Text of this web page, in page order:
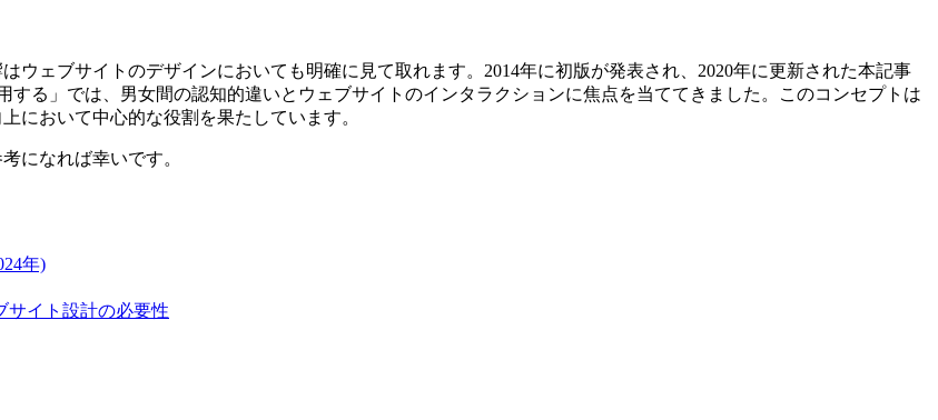
ウェブサイトのデザインにおいても明確に見て取れます。2014年に初版が発表され、2020年に更新された本記事
する」では、男女間の認知的違いとウェブサイトのインタラクションに焦点を当ててきました。このコンセプトは
において中心的な役割を果たしています。
になれば幸いです。
年)
サイト設計の必要性